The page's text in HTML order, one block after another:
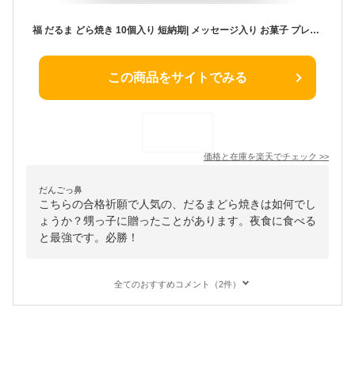
福 だるま どら焼き 10個入り 短納期| メッセージ入り お菓子 プレゼント メッセージ 和菓子 ギフト スイーツ お正月 家内安全 合格 祈願 受験 受験生 どらやき 応援 サプライズ 贈り物 ダルマ 達磨 試合 かわいい 合格祈願 グッズ どら焼 合格祈願グッズ 個包装 文字入り
この商品をサイトでみる
価格と在庫を楽天でチェック >>
だんごっ鼻
こちらの合格祈願で人気の、だるまどら焼きは如何でし
ょうか？甥っ子に贈ったことがあります。夜食に食べる
と最強です。必勝！
全てのおすすめコメント（2件）